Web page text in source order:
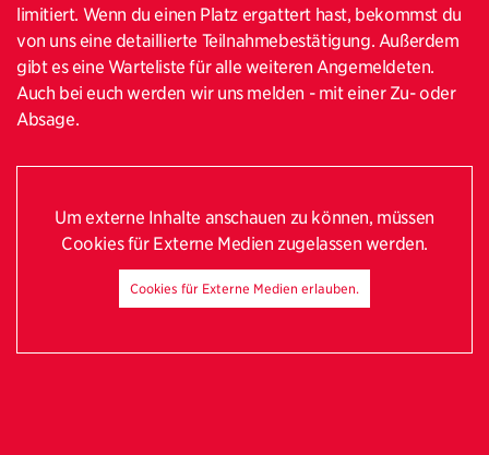
limitiert. Wenn du einen Platz ergattert hast, bekommst du
von uns eine detaillierte Teilnahmebestätigung. Außerdem
gibt es eine Warteliste für alle weiteren Angemeldeten.
Auch bei euch werden wir uns melden - mit einer Zu- oder
Absage.
Um externe Inhalte anschauen zu können, müssen
Cookies für Externe Medien zugelassen werden.
Cookies für Externe Medien erlauben.